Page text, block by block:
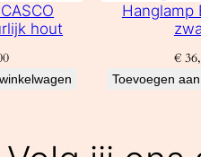
hout
Hanglamp
€
Toevoegen